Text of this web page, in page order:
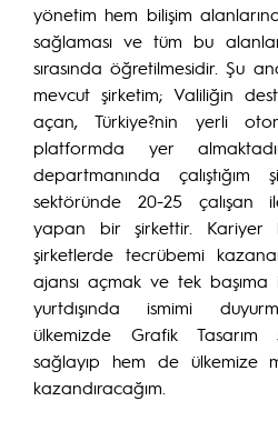
yönetim hem bilişim
sağlaması ve tüm bu
sırasında öğretilmesidir. Şu
mevcut şirketim; Valiliğin
açan, Türkiye?nin yerli
platformda yer
departmanında çalıştığım
sektöründe 20-25 çalışan
yapan bir şirkettir. Kariyer
şirketlerde tecrübemi
ajansı açmak ve tek
yurtdışında ismimi
ülkemizde Grafik Tasarım
sağlayıp hem de ülkemize
kazandıracağım.